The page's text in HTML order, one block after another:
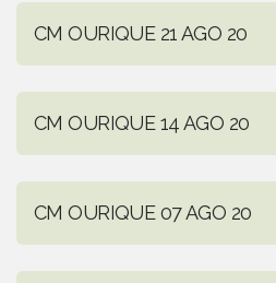
CM OURIQUE 21 AGO 20
CM OURIQUE 14 AGO 20
CM OURIQUE 07 AGO 20